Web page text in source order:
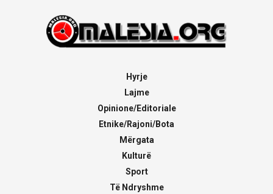
Hyrje
Lajme
Opinione/Editoriale
Etnike/Rajoni/Bota
Mërgata
Kulturë
Sport
Të Ndryshme